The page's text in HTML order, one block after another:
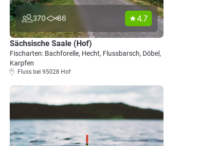
370 86 4.7
Sächsische Saale (Hof)
Fischarten: Bachforelle, Hecht, Flussbarsch, Döbel,
Karpfen
Fluss bei 95028 Hof